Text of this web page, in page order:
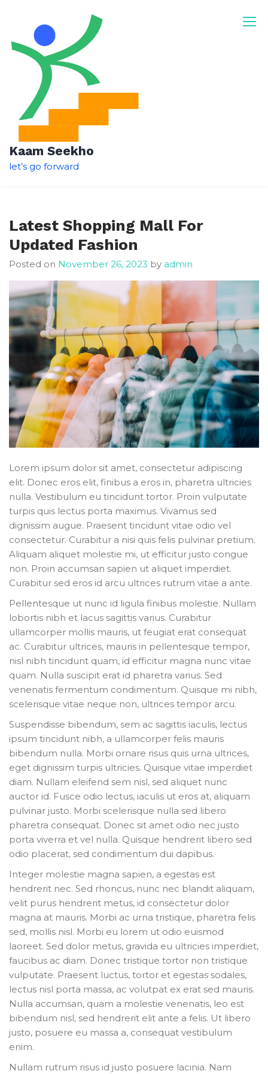
content
Kaam Seekho
let’s go forward
Latest Shopping Mall For
Updated Fashion
Posted on November 26, 2023 by admin
Lorem ipsum dolor sit amet, consectetur adipiscing
elit. Donec eros elit, finibus a eros in, pharetra ultricies
nulla. Vestibulum eu tincidunt tortor. Proin vulputate
turpis quis lectus porta maximus. Vivamus sed
dignissim augue. Praesent tincidunt vitae odio vel
consectetur. Curabitur a nisi quis felis pulvinar pretium.
Aliquam aliquet molestie mi, ut efficitur justo congue
non. Proin accumsan sapien ut aliquet imperdiet.
Curabitur sed eros id arcu ultrices rutrum vitae a ante.
Pellentesque ut nunc id ligula finibus molestie. Nullam
lobortis nibh et lacus sagittis varius. Curabitur
ullamcorper mollis mauris, ut feugiat erat consequat
ac. Curabitur ultrices, mauris in pellentesque tempor,
nisl nibh tincidunt quam, id efficitur magna nunc vitae
quam. Nulla suscipit erat id pharetra varius. Sed
venenatis fermentum condimentum. Quisque mi nibh,
scelerisque vitae neque non, ultrices tempor arcu.
Suspendisse bibendum, sem ac sagittis iaculis, lectus
ipsum tincidunt nibh, a ullamcorper felis mauris
bibendum nulla. Morbi ornare risus quis urna ultrices,
eget dignissim turpis ultricies. Quisque vitae imperdiet
diam. Nullam eleifend sem nisl, sed aliquet nunc
auctor id. Fusce odio lectus, iaculis ut eros at, aliquam
pulvinar justo. Morbi scelerisque nulla sed libero
pharetra consequat. Donec sit amet odio nec justo
porta viverra et vel nulla. Quisque hendrerit libero sed
odio placerat, sed condimentum dui dapibus.
Integer molestie magna sapien, a egestas est
hendrerit nec. Sed rhoncus, nunc nec blandit aliquam,
velit purus hendrerit metus, id consectetur dolor
magna at mauris. Morbi ac urna tristique, pharetra felis
sed, mollis nisl. Morbi eu lorem ut odio euismod
laoreet. Sed dolor metus, gravida eu ultricies imperdiet,
faucibus ac diam. Donec tristique tortor non tristique
vulputate. Praesent luctus, tortor et egestas sodales,
lectus nisl porta massa, ac volutpat ex erat sed mauris.
Nulla accumsan, quam a molestie venenatis, leo est
bibendum nisl, sed hendrerit elit ante a felis. Ut libero
justo, posuere eu massa a, consequat vestibulum
enim.
Nullam rutrum risus id justo posuere lacinia. Nam